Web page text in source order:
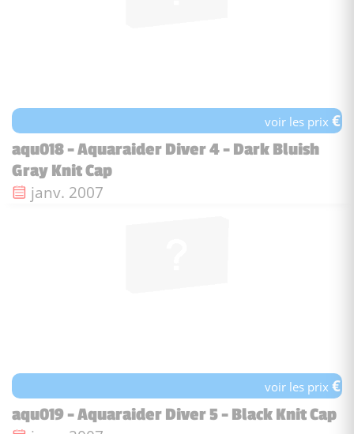
voir les prix€
aqu018 - Aquaraider Diver 4 - Dark Bluish
Gray Knit Cap
Date de sortie :
janv. 2007
voir les prix€
aqu019 - Aquaraider Diver 5 - Black Knit Cap